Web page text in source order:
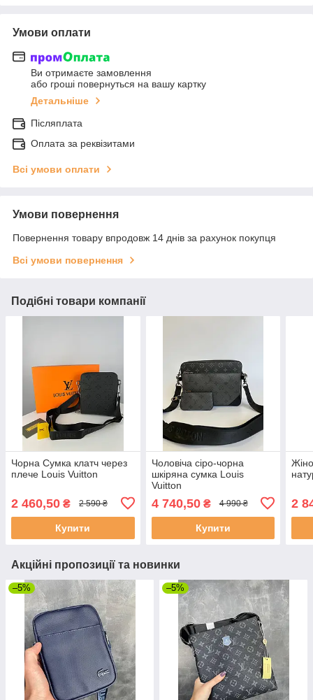
Умови оплати
Ви отримаєте замовлення
або гроші повернуться на вашу картку
Детальніше
Післяплата
Оплата за реквізитами
Всі умови оплати
Умови повернення
Повернення товару впродовж 14 днів за рахунок покупця
Всі умови повернення
Подібні товари компанії
Чорна Сумка клатч через
плече Louis Vuitton
2 460,50 ₴ 2 590 ₴
Купити
Чоловіча сіро-чорна
шкіряна сумка Louis
Vuitton
4 740,50₴ 4 990 ₴
Купити
2
Акційні пропозиції та новинки
–5% –5%